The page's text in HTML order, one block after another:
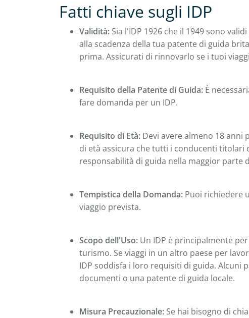
Fatti chiave sugli IDP
Validità: Sia l'IDP 1926 che il 1949 sono
alla scadenza della tua patente di guida
prima. Assicurati di rinnovarlo se i tuoi
Requisito della Patente di Guida: È
fare domanda per un IDP.
Requisito di Età: Devi avere almeno 18 anni
di età assicura che tutti i conducenti titolari
responsabilità di guida nella maggior parte
Tempistica della Domanda: Puoi richiedere
viaggio prevista.
Scopo dell'Uso: Un IDP è principalmente
turismo. Se viaggi in un altro paese per
IDP soddisfa i loro requisiti di guida. Alcuni
documenti o una patente di guida locale.
Misura Precauzionale: Se hai bisogno di